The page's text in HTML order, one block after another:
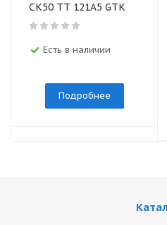
CK50 TT 121A5 GTK
Есть в наличии
Подробнее